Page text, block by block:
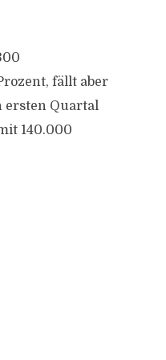
fällt aber
ersten Quartal
140.000